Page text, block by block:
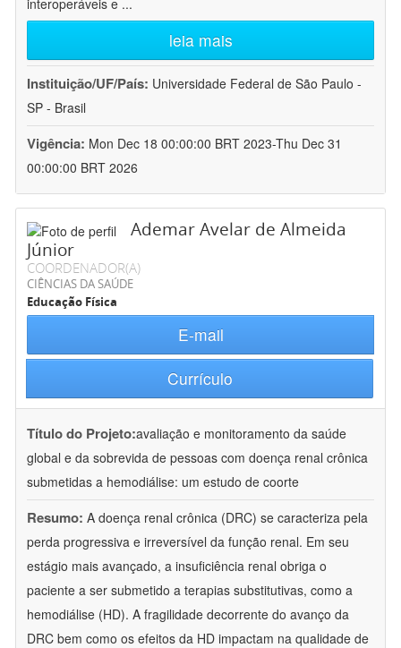
interoperáveis e ...
leia mais
Instituição/UF/País: Universidade Federal de São Paulo -
SP - Brasil
Vigência: Mon Dec 18 00:00:00 BRT 2023-Thu Dec 31
00:00:00 BRT 2026
Ademar Avelar de Almeida
Júnior
COORDENADOR(A)
CIÊNCIAS DA SAÚDE
Educação Física
E-mail
Currículo
Título do Projeto:avaliação e monitoramento da saúde
global e da sobrevida de pessoas com doença renal crônica
submetidas a hemodiálise: um estudo de coorte
Resumo: A doença renal crônica (DRC) se caracteriza pela
perda progressiva e irreversível da função renal. Em seu
estágio mais avançado, a insuficiência renal obriga o
paciente a ser submetido a terapias substitutivas, como a
hemodiálise (HD). A fragilidade decorrente do avanço da
DRC bem como os efeitos da HD impactam na qualidade de